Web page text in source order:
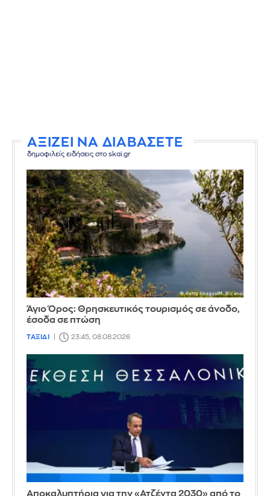
ΑΞΙΖΕΙ ΝΑ ΔΙΑΒΑΣΕΤΕ
δημοφιλείς ειδήσεις στο skai.gr
Άγιο Όρος: Θρησκευτικός τουρισμός σε άνοδο,
έσοδα σε πτώση
ΤΑΞΙΔΙ 23:45, 08.08.2026
Αποκαλυπτήρια για την «Ατζέντα 2030» από το